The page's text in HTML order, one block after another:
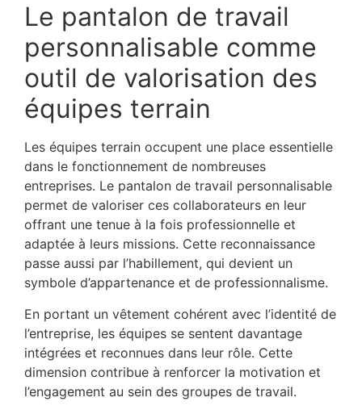
Le pantalon de travail
personnalisable comme
outil de valorisation des
équipes terrain
Les équipes terrain occupent une place essentielle
dans le fonctionnement de nombreuses
entreprises. Le pantalon de travail personnalisable
permet de valoriser ces collaborateurs en leur
offrant une tenue à la fois professionnelle et
adaptée à leurs missions. Cette reconnaissance
passe aussi par l’habillement, qui devient un
symbole d’appartenance et de professionnalisme.
En portant un vêtement cohérent avec l’identité de
l’entreprise, les équipes se sentent davantage
intégrées et reconnues dans leur rôle. Cette
dimension contribue à renforcer la motivation et
l’engagement au sein des groupes de travail.